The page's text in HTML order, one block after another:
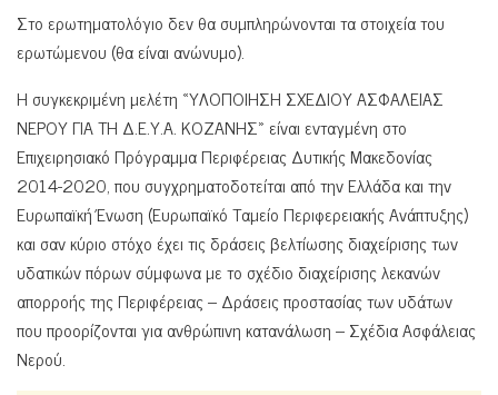
Στο ερωτηματολόγιο δεν θα συμπληρώνονται τα στοιχεία του
ερωτώμενου (θα είναι ανώνυμο).
Η συγκεκριμένη μελέτη «ΥΛΟΠΟΙΗΣΗ ΣΧΕΔΙΟΥ ΑΣΦΑΛΕΙΑΣ
ΝΕΡΟΥ ΓΙΑ ΤΗ Δ.Ε.Υ.Α. ΚΟΖΑΝΗΣ» είναι ενταγμένη στο
Επιχειρησιακό Πρόγραμμα Περιφέρειας Δυτικής Μακεδονίας
2014-2020, που συγχρηματοδοτείται από την Ελλάδα και την
Ευρωπαϊκή Ένωση (Ευρωπαϊκό Ταμείο Περιφερειακής Ανάπτυξης)
και σαν κύριο στόχο έχει τις δράσεις βελτίωσης διαχείρισης των
υδατικών πόρων σύμφωνα με το σχέδιο διαχείρισης λεκανών
απορροής της Περιφέρειας – Δράσεις προστασίας των υδάτων
που προορίζονται για ανθρώπινη κατανάλωση – Σχέδια Ασφάλειας
Νερού.